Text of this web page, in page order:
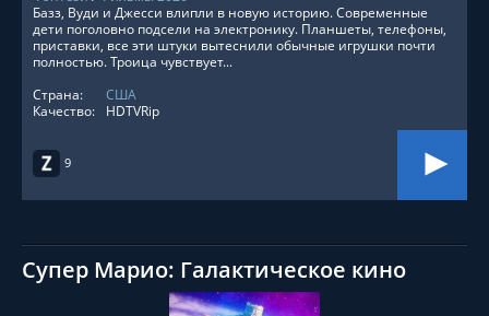
9
Базз, Вуди и Джесси влипли в новую историю. Современные
дети поголовно подсели на электронику. Планшеты, телефоны,
приставки, все эти штуки вытеснили обычные игрушки почти
полностью. Троица чувствует...
Страна:
США
Качество:
HDTVRip
Супер Марио: Галактическое кино